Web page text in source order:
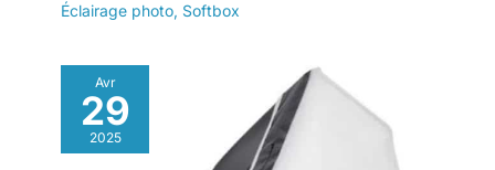
Éclairage photo, Softbox
Avr
29
2025